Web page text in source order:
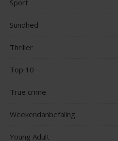
Sport
Sundhed
Thriller
Top 10
True crime
Weekendanbefaling
Young Adult